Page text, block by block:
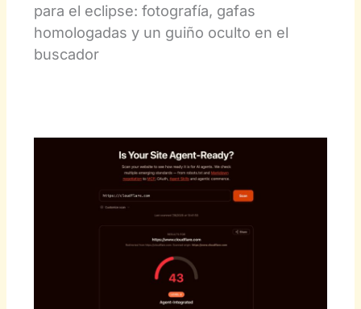
para el eclipse: fotografía, gafas
homologadas y un guiño oculto en el
buscador